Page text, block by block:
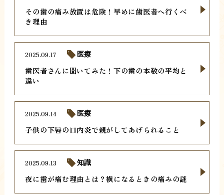
その歯の痛み放置は危険！早めに歯医者へ行くべ
き理由
歯医者さんに聞いてみた！下の歯の本数の平均と
違い
2025.09.17 医療
子供の下唇の口内炎で親がしてあげられること
2025.09.14 医療
夜に歯が痛む理由とは？横になるときの痛みの謎
2025.09.13 知識